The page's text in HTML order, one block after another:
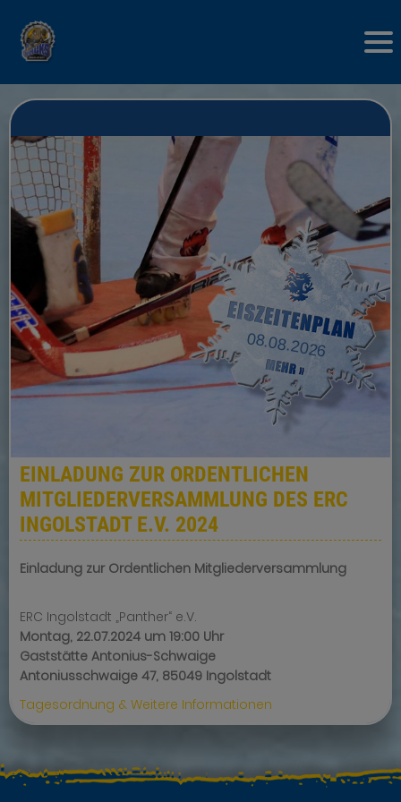
08.08.2026
EINLADUNG ZUR ORDENTLICHEN
MITGLIEDERVERSAMMLUNG DES ERC
INGOLSTADT E.V. 2024
Einladung zur Ordentlichen Mitgliederversammlung
ERC Ingolstadt „Panther“ e.V.
Montag, 22.07.2024 um 19:00 Uhr
Gaststätte Antonius-Schwaige
Antoniusschwaige 47, 85049 Ingolstadt
Tagesordnung & Weitere Informationen